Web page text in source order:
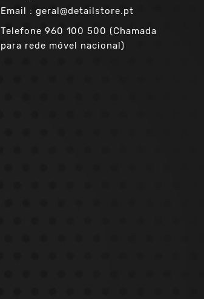
Email : geral@detailstore.pt
Telefone 960 100 500 (Chamada
para rede móvel nacional)